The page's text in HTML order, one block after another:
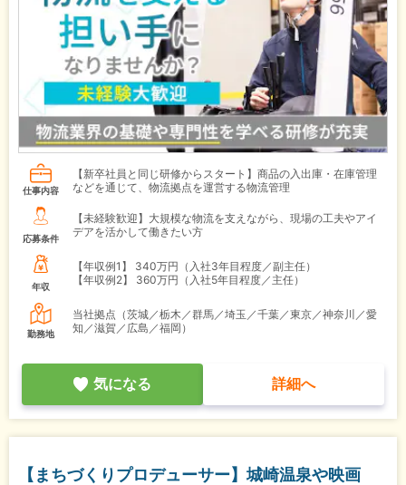
仕事内容
【新卒社員と同じ研修からスタート】商品の入出庫・在庫管理
などを通じて、物流拠点を運営する物流管理
応募条件
【未経験歓迎】大規模な物流を支えながら、現場の工夫やアイ
デアを活かして働きたい方
年収
【年収例1】
340万円（入社3年目程度／副主任）
【年収例2】
360万円（入社5年目程度／主任）
勤務地
当社拠点（茨城／栃木／群馬／埼玉／千葉／東京／神奈川／愛
知／滋賀／広島／福岡）
気になる 詳細へ
【まちづくりプロデューサー】城崎温泉や映画